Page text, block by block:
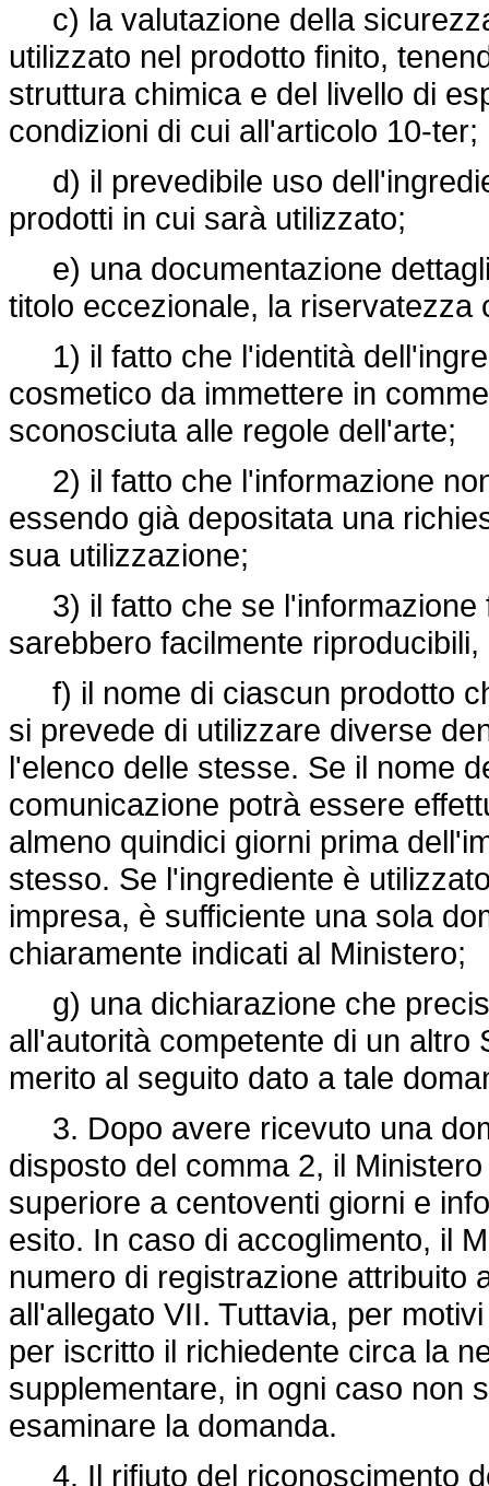
c) la valutazione della
utilizzato nel prodotto finito,
struttura chimica e del livello di
condizioni di cui all'articolo 10-ter;
d) il prevedibile uso
prodotti in cui sarà utilizzato;
e) una documentazione
titolo eccezionale, la riservatezza
1) il fatto che l'identità
cosmetico da immettere in
sconosciuta alle regole dell'arte;
2) il fatto che l'informazione
essendo già depositata una
sua utilizzazione;
3) il fatto che se l'informazione
sarebbero facilmente
f) il nome di ciascun prodotto
si prevede di utilizzare diverse
l'elenco delle stesse. Se il nome
comunicazione potrà essere
almeno quindici giorni prima
stesso. Se l'ingrediente è
impresa, è sufficiente una sola
chiaramente indicati al Ministero;
g) una dichiarazione che
all'autorità competente di un altro
merito al seguito dato a tale
3. Dopo avere ricevuto una
disposto del comma 2, il
superiore a centoventi giorni e
esito. In caso di accoglimento, il
numero di registrazione attribuito
all'allegato VII. Tuttavia, per
per iscritto il richiedente circa la
supplementare, in ogni caso non
esaminare la domanda.
4. Il rifiuto del riconoscimento